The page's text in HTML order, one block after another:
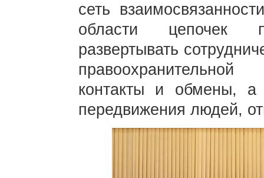
сеть
области цепочек
развертывать
контакты и обмены, а
передвижения людей,